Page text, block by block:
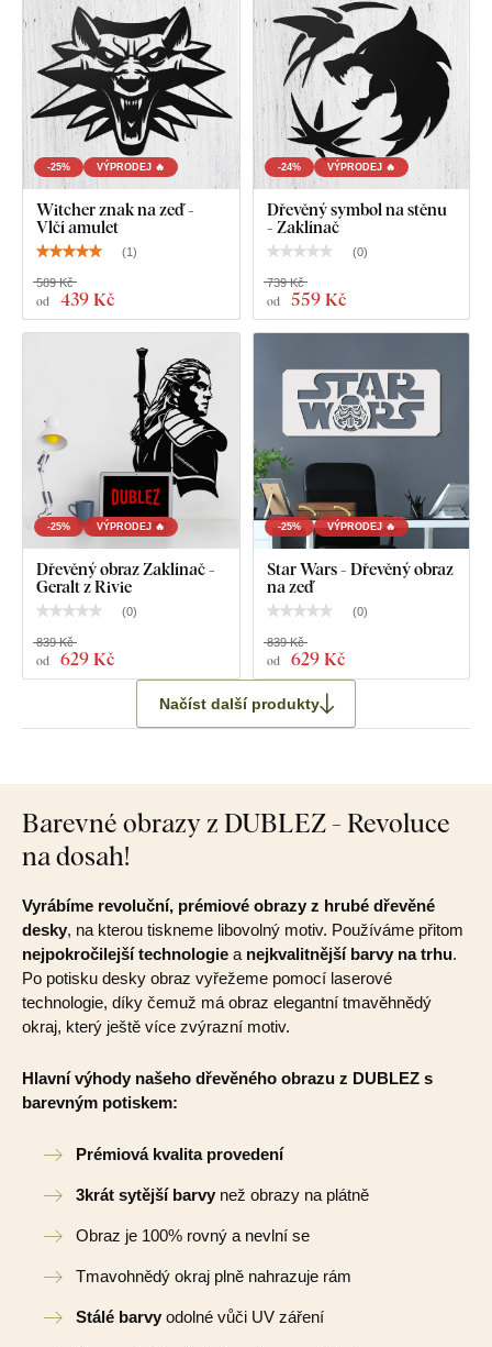
Přehledný návod na montáž
-25% VÝPRODEJ 🔥
Witcher znak na zeď -
Vlčí amulet
(1)
od 439 Kč
589 Kč
-24% VÝPRODEJ 🔥
Dřevěný symbol na stěnu
- Zaklínač
(0)
od 559 Kč
739 Kč
-25% VÝPRODEJ 🔥
Dřevěný obraz Zaklínač -
Geralt z Rivie
(0)
od 629 Kč
839 Kč
-25% VÝPRODEJ 🔥
Star Wars - Dřevěný obraz
na zeď
(0)
od 629 Kč
839 Kč
Načíst další produkty
Barevné obrazy z DUBLEZ - Revoluce
na dosah!
Vyrábíme revoluční, prémiové obrazy z hrubé dřevěné
desky, na kterou tiskneme libovolný motiv. Používáme přitom
nejpokročilejší technologie a nejkvalitnější barvy na trhu.
Po potisku desky obraz vyřežeme pomocí laserové
technologie, díky čemuž má obraz elegantní tmavěhnědý
okraj, který ještě více zvýrazní motiv.
Hlavní výhody našeho dřevěného obrazu z DUBLEZ s
barevným potiskem:
Prémiová kvalita provedení
3krát sytější barvy než obrazy na plátně
Obraz je 100% rovný a nevlní se
Tmavohnědý okraj plně nahrazuje rám
Stálé barvy odolné vůči UV záření